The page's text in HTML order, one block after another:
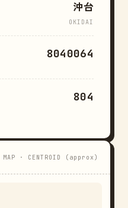
沖台
OKIDAI
8040064
804
MAP · CENTROID (approx)